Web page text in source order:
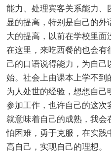
能力、处理宾客关系能力、
显的提高，特别是自己的
大的提高，以前在学校里面
在这里，来吃西餐的也会有
己的口语说得能力，为自
始。社会上由课本上学不到
为人处世的经验，想想自己
参加工作，也许自己的这
就意味着自己的成熟，我会
怕困难，勇于克服，在实践
高自己，实现自己的理想。